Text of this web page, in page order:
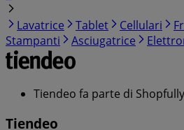
Lavatrice
Tablet Cellulari
Stampanti
Asciugatrice
Tiendeo fa parte di
Tiendeo